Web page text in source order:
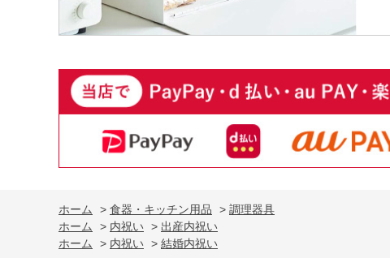
ホーム > 食器・キッチン用品 > 調理器具
ホーム
> 内祝い > 出産内祝い
ホーム
> 内祝い > 結婚内祝い